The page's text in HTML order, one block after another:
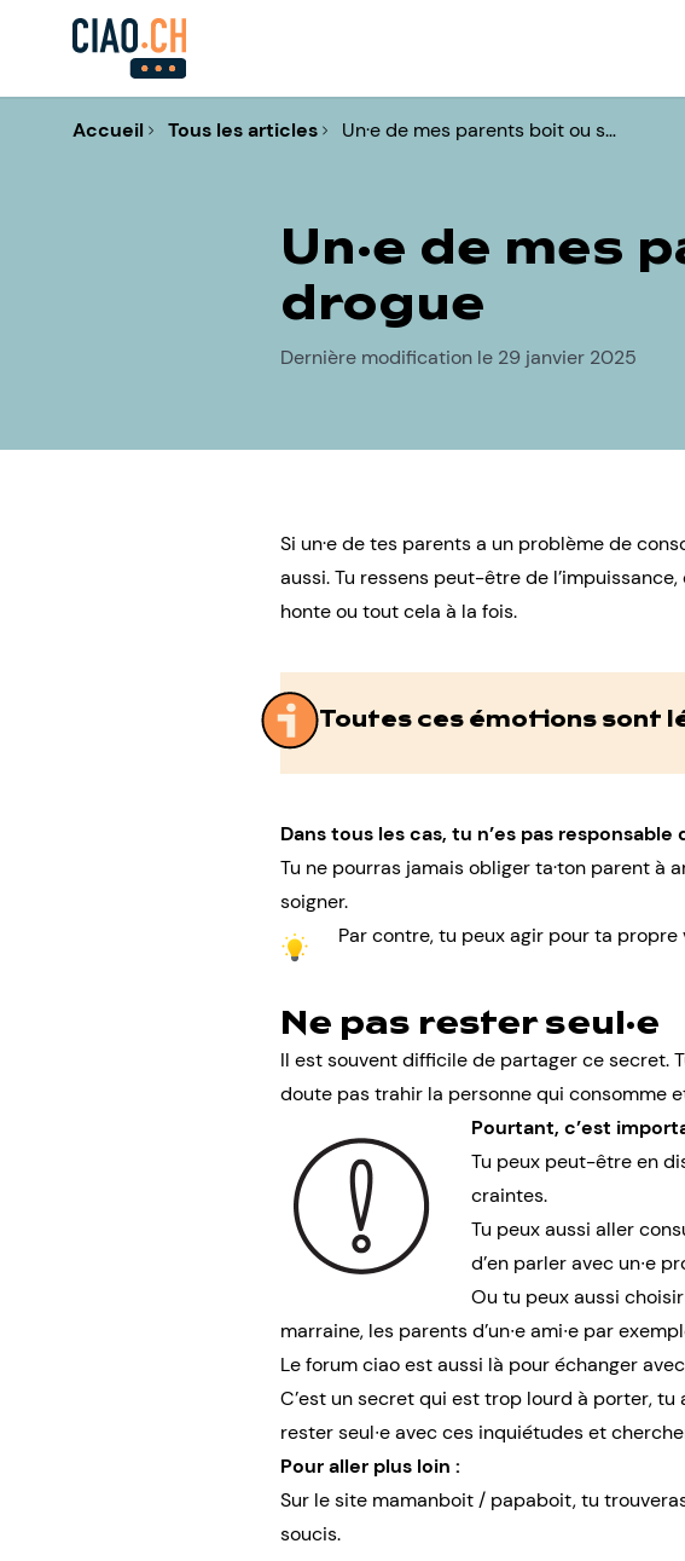
Accueil Tous les articles Un·e de mes parents boit ou s…
Un·e de mes
drogue
Dernière modification le 29 janvier 2025
Si un·e de tes parents a un problème de
aussi. Tu ressens peut-être de l’impuissance,
honte ou tout cela à la fois.
Toutes ces émotions sont
Dans tous les cas, tu n’es pas
Tu ne pourras jamais obliger ta·ton parent à
soigner.
Par contre, tu peux agir pour ta
Ne pas rester seul·e
Il est souventdifficile de partager ce secret.
doute pas trahir la personne qui consomme
Pourtant, c’est
Tu peux peut-être en
craintes.
Tu peux aussi aller
d’en parler avec un∙e
Ou tu peux aussi
marraine, les parents d’un∙e ami∙e par
Le forum ciaoest aussi là pour échanger
C’est un secretqui est trop lourd à porter, tu
rester seul∙e avec ces inquiétudes et
Pour aller plus loin :
Sur le site mamanboit / papaboit, tu
soucis.